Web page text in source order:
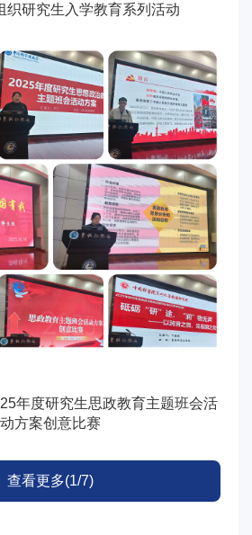
织研究生入学教育系列活动
年度研究生思政教育主题班会活
动方案创意比赛
查看更多(1/7)